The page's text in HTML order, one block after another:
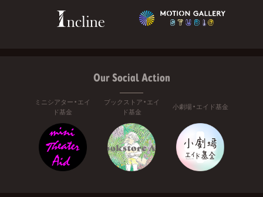
Our Social Action
ミニシアター・エイ
ド基金
ブックストア・エイ
ド基金
小劇場・エイド基金